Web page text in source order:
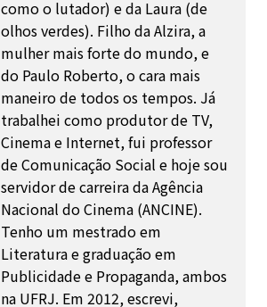
como o lutador) e da Laura (de
olhos verdes). Filho da Alzira, a
mulher mais forte do mundo, e
do Paulo Roberto, o cara mais
maneiro de todos os tempos. Já
trabalhei como produtor de TV,
Cinema e Internet, fui professor
de Comunicação Social e hoje sou
servidor de carreira da Agência
Nacional do Cinema (ANCINE).
Tenho um mestrado em
Literatura e graduação em
Publicidade e Propaganda, ambos
na UFRJ. Em 2012, escrevi,